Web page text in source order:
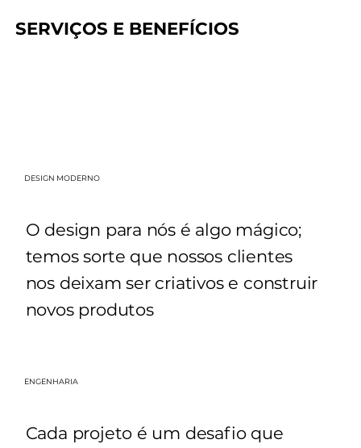
SERVIÇOS E BENEFÍCIOS
DESIGN MODERNO
O design para nós é algo mágico;
temos sorte que nossos clientes
nos deixam ser criativos e construir
novos produtos
ENGENHARIA
Cada projeto é um desafio que